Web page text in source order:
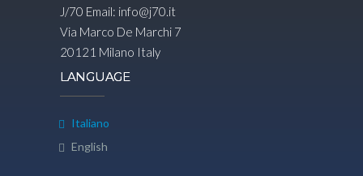
J/70 Email: info@j70.it
Via Marco De Marchi 7
20121 Milano Italy
LANGUAGE
Italiano
English